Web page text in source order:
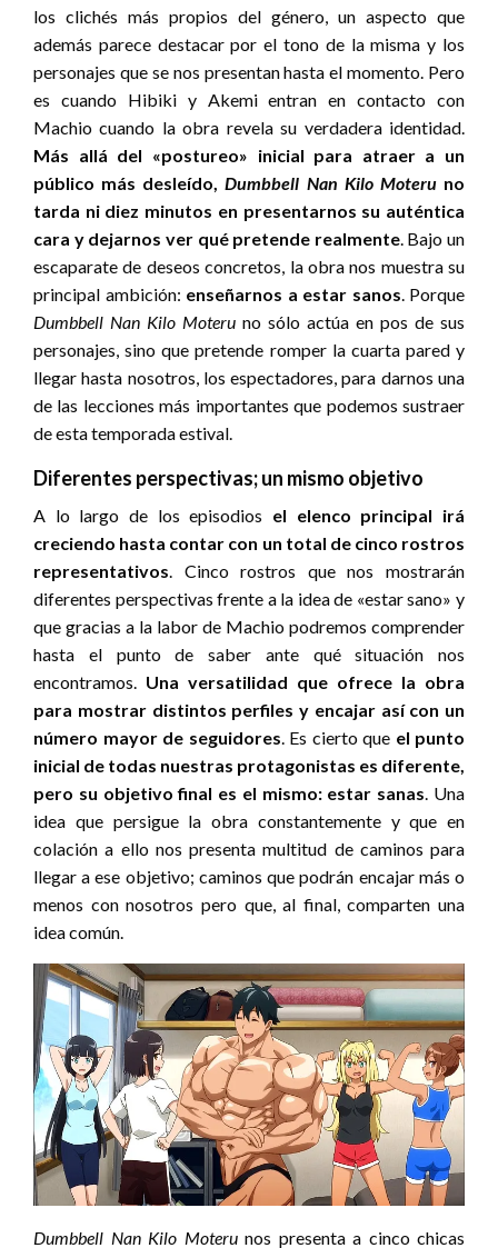
los clichés más propios del género, un aspecto que
además parece destacar por el tono de la misma y los
personajes que se nos presentan hasta el momento. Pero
es cuando Hibiki y Akemi entran en contacto con
Machio cuando la obra revela su verdadera identidad.
Más allá del «postureo» inicial para atraer a un
público más desleído,Dumbbell Nan Kilo Moteruno
tarda ni diez minutos en presentarnos su auténtica
cara y dejarnos ver qué pretende realmente. Bajo un
escaparate de deseos concretos, la obra nos muestra su
principal ambición: enseñarnos a estar sanos . Porque
Dumbbell Nan Kilo Moteru no sólo actúa en pos de sus
personajes, sino que pretende romper la cuarta pared y
llegar hasta nosotros, los espectadores, para darnos una
de las lecciones más importantes que podemos sustraer
de esta temporada estival.
Diferentes perspectivas; un mismo objetivo
A lo largo de los episodios el elenco principal irá
creciendo hasta contar con un total de cinco rostros
representativos . Cinco rostros que nos mostrarán
diferentes perspectivas frente a la idea de «estar sano» y
que gracias a la labor de Machio podremos comprender
hasta el punto de saber ante qué situación nos
encontramos. Una versatilidad que ofrece la obra
para mostrar distintos perfiles y encajar así con un
número mayor de seguidores . Es cierto que el punto
inicial de todas nuestras protagonistas es diferente,
pero su objetivo final es el mismo: estar sanas . Una
idea que persigue la obra constantemente y que en
colación a ello nos presenta multitud de caminos para
llegar a ese objetivo; caminos que podrán encajar más o
menos con nosotros pero que, al final, comparten una
idea común.
Dumbbell Nan Kilo Moterunos presenta a cinco chicas